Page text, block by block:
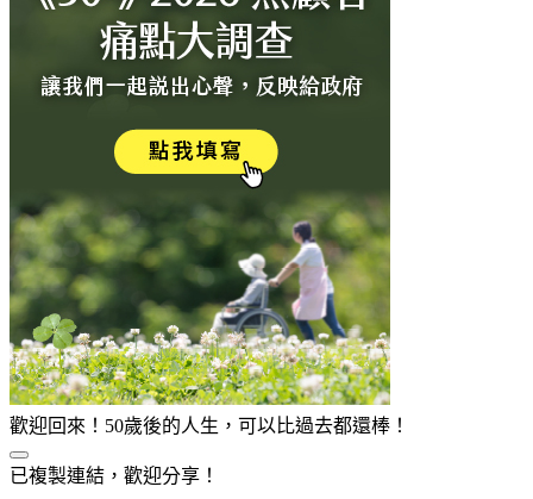
歡迎回來！50歲後的人生，可以比過去都還棒！
已複製連結，歡迎分享！